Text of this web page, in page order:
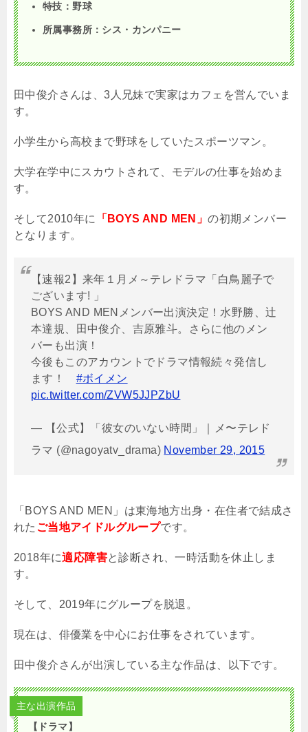
特技：野球
所属事務所：シス・カンパニー
田中俊介さんは、3 人兄妹で実家はカフェを営んでいま
す。
小学生から高校まで野球をしていたスポーツマン。
大学在学中にスカウトされて、モデルの仕事を始めま
す。
そして2010年に 「BOYS AND MEN」の初期メンバー
となります。
【速報2】来年１月メ～テレドラマ「白鳥麗子で
ございます! 」
BOYS AND MENメンバー出演決定！水野勝、辻
本達規、田中俊介、吉原雅斗。さらに他のメン
バーも出演！
今後もこのアカウントでドラマ情報続々発信し
ます！ #ボイメン
pic.twitter.com/ZVW5JJPZbU
— 【公式】「彼女のいない時間」｜メ〜テレド
ラマ (@nagoyatv_drama) November 29, 2015
「 BOYS AND MEN 」は東海地方出身・在住者で結成さ
れた ご当地アイドルグループです。
2018年に適応障害と診断され、一時活動を休止しま
す。
そして、 2019年にグループを脱退。
現在は、俳優業を中心にお仕事をされています。
田中俊介さんが出演している主な作品は、以下です。
主な出演作品
【ドラマ】